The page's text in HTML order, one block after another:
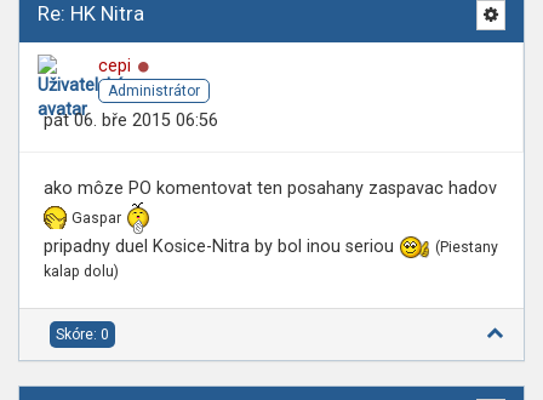
Re: HK Nitra
cepi
Administrátor
pát 06. bře 2015 06:56
ako môze PO komentovat ten posahany zaspavac hadov
Gaspar
pripadny duel Kosice-Nitra by bol inou seriou
(Piestany
kalap dolu)
Skóre: 0